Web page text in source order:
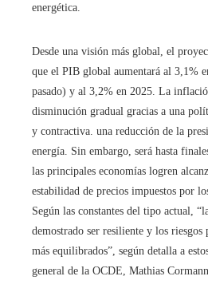
energética.
Desde una visión más global, el
que el PIB global aumentará al 3,1%
pasado) y al 3,2% en 2025. La
disminución gradual gracias a una
y contractiva. una reducción de la
energía. Sin embargo, será hasta
las principales economías logren
estabilidad de precios impuestos por
Según las constantes del tipo actual,
demostrado ser resiliente y los riesgos
más equilibrados”, según detalla a
general de la OCDE, Mathias